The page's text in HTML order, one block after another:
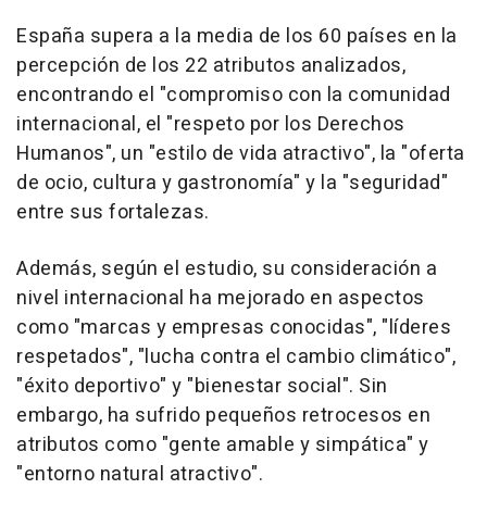
España supera a la media de los 60 países en la
percepción de los 22 atributos analizados,
encontrando el "compromiso con la comunidad
internacional, el "respeto por los Derechos
Humanos", un "estilo de vida atractivo", la "oferta
de ocio, cultura y gastronomía" y la "seguridad"
entre sus fortalezas.
Además, según el estudio, su consideración a
nivel internacional ha mejorado en aspectos
como "marcas y empresas conocidas", "líderes
respetados", "lucha contra el cambio climático",
"éxito deportivo" y "bienestar social". Sin
embargo, ha sufrido pequeños retrocesos en
atributos como "gente amable y simpática" y
"entorno natural atractivo".